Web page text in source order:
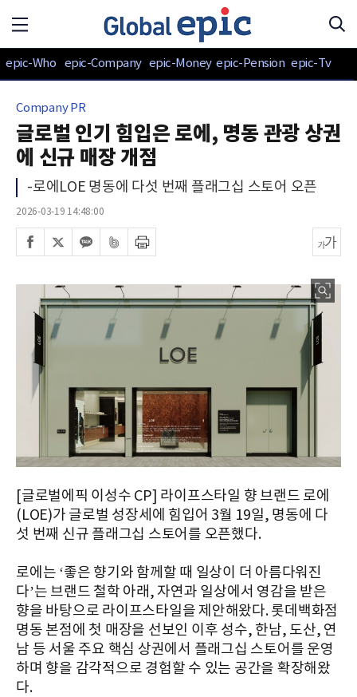
epic-Who epic-Company epic-Money epic-Pension epic-Tv
Company PR
글로벌 인기 힘입은 로에, 명동 관광 상권
에 신규 매장 개점
-로에LOE 명동에 다섯 번째 플래그십 스토어 오픈
2026-03-19 14:48:00
[글로벌에픽 이성수 CP] 라이프스타일 향 브랜드 로에
(LOE)가 글로벌 성장세에 힘입어 3월 19일, 명동에 다
섯 번째 신규 플래그십 스토어를 오픈했다.
로에는 ‘좋은 향기와 함께할 때 일상이 더 아름다워진
다’는 브랜드 철학 아래, 자연과 일상에서 영감을 받은
향을 바탕으로 라이프스타일을 제안해왔다. 롯데백화점
명동 본점에 첫 매장을 선보인 이후 성수, 한남, 도산, 연
남 등 서울 주요 핵심 상권에서 플래그십 스토어를 운영
하며 향을 감각적으로 경험할 수 있는 공간을 확장해왔
다.